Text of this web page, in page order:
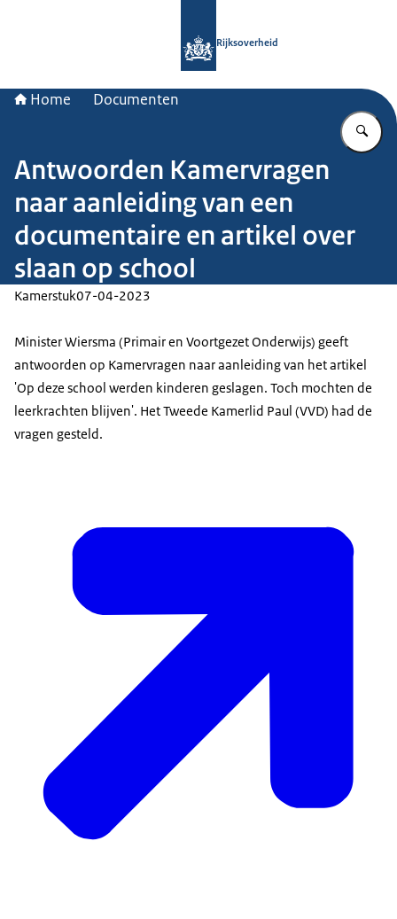
Rijksoverheid
Home Documenten
Antwoorden Kamervragen
naar aanleiding van een
documentaire en artikel over
slaan op school
Kamerstuk07-04-2023
Minister Wiersma (Primair en Voortgezet Onderwijs) geeft
antwoorden op Kamervragen naar aanleiding van het artikel
'Op deze school werden kinderen geslagen. Toch mochten de
leerkrachten blijven'. Het Tweede Kamerlid Paul (VVD) had de
vragen gesteld.